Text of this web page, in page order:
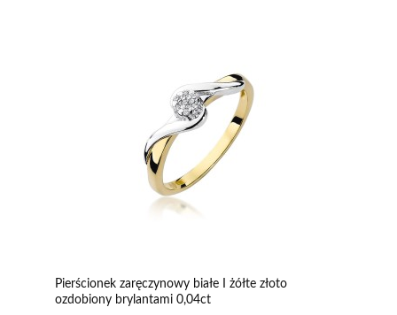
Pierścionek zaręczynowy białe I żółte złoto
ozdobiony brylantami 0,04ct